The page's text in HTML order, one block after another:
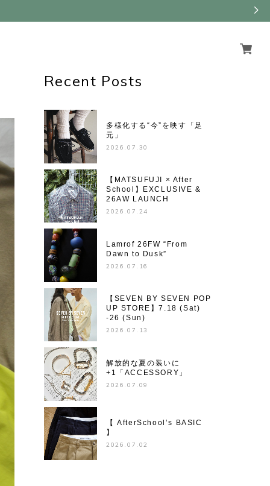
Recent Posts
多様化する“今”を映す「足
元」
2026.07.30
【MATSUFUJI × After
School】EXCLUSIVE &
26AW LAUNCH
2026.07.24
Lamrof 26FW “From
Dawn to Dusk”
2026.07.16
【SEVEN BY SEVEN POP
UP STORE】7.18 (Sat)
-26 (Sun)
2026.07.13
解放的な夏の装いに
+1「ACCESSORY」
2026.07.09
【 AfterSchool’s BASIC
】
2026.07.02